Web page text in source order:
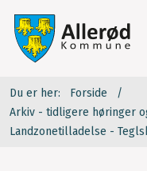
Du er her:
Forside
Arkiv - tidligere høringer
Landzonetilladelse -